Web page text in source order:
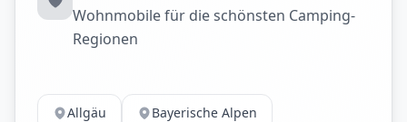
Wohnmobile für die schönsten Camping-
Regionen
Allgäu Bayerische Alpen